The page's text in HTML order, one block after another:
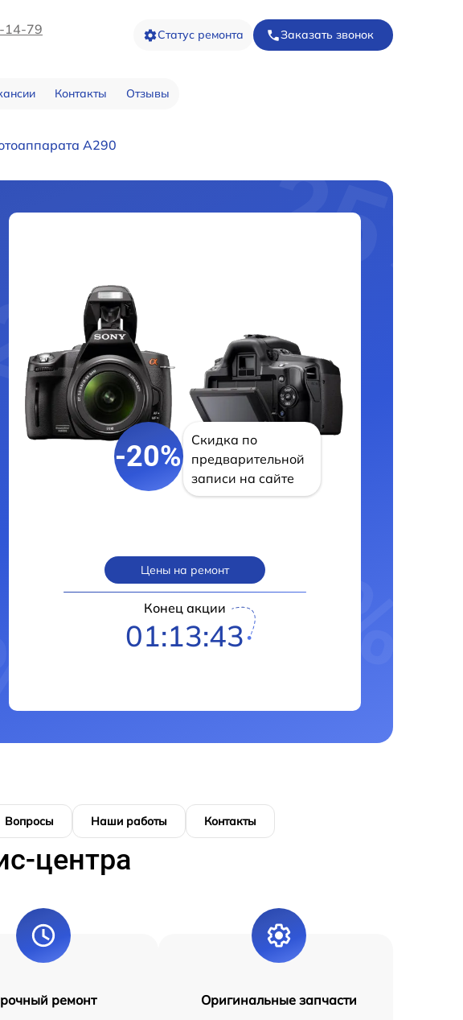
14-79 Статус ремонта Заказать звонок
Контакты Отзывы
A290
-20%
Скидка по
предварительной
записи на сайте
Цены на ремонт
Конец акции
01:13:42
Вопросы Наши работы Контакты
центра
ремонт Оригинальные запчасти